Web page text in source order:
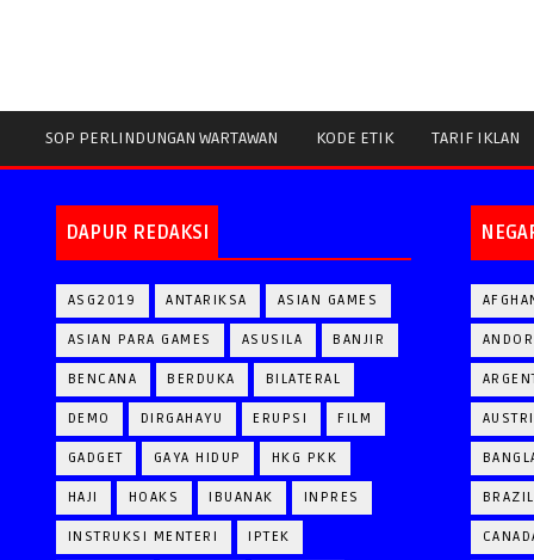
SOP PERLINDUNGAN WARTAWAN KODE ETIK TARIF IKLAN
DAPUR REDAKSI
ASG2019 ANTARIKSA ASIAN GAMES
ASIAN PARA GAMES ASUSILA BANJIR
BENCANA BERDUKA BILATERAL
DEMO DIRGAHAYU ERUPSI FILM
GADGET GAYA HIDUP HKG PKK
HAJI HOAKS IBUANAK INPRES
INSTRUKSI MENTERI IPTEK
BRAZIL